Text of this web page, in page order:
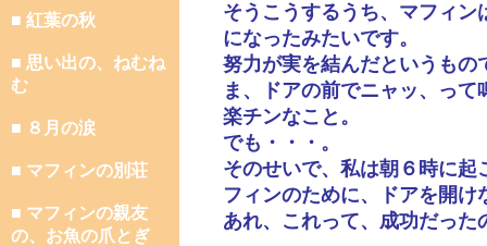
■ 紅葉の秋
■ 思い出の、ねむね
む
■ ８月の涙
■ マフィンの別荘
■ マフィンの親友
の、お魚の爪とぎ
そうこうするうち、マフィ
になったみたいです。
努力が実を結んだというもの
ま、ドアの前でニャッ、っ
楽チンなこと。
でも・・・。
そのせいで、私は朝６時に
フィンのために、ドアを開
あれ、これって、成功だった